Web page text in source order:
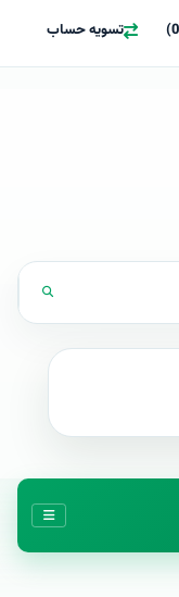
تسویه حساب